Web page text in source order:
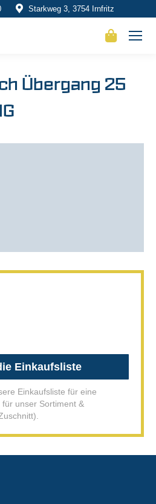
Starkweg 3, 3754 Irnfritz
Übergang 25
Einkaufsliste
Einkaufsliste für eine
unser Sortiment &